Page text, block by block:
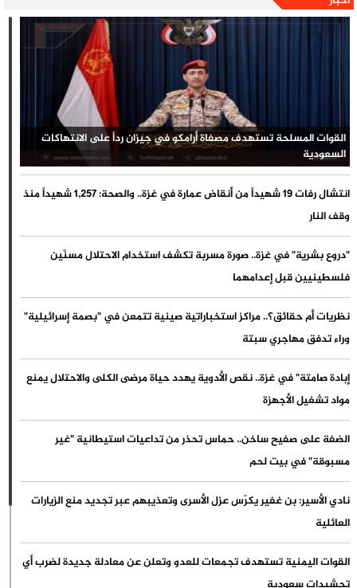
القوات المسلحة تستهدف مصفاة أرامكو في جيزان رداً على الانتهاكات
السعودية
انتشال رفات 19 شهيداً من أنقاض عمارة في غزة.. والصحة: 1,257 شهيداً منذ
وقف النار
"دروع بشرية" في غزة.. صورة مسربة تكشف استخدام الاحتلال مسنّين
فلسطينيين قبل إعدامهما
نظريات أم حقائق؟.. مراكز استخباراتية صينية تتمعن في "بصمة إسرائيلية"
وراء تدفق مهاجري سبتة
إبادة صامتة" في غزة.. نقص الأدوية يهدد حياة مرضى الكلى والاحتلال يمنع
مواد تشغيل الأجهزة
الضفة على صفيح ساخن.. حماس تحذر من تداعيات استيطانية "غير
مسبوقة" في بيت لحم
نادي الأسير: بن غفير يكرّس عزل الأسرى وتعذيبهم عبر تجديد منع الزيارات
العائلية
القوات اليمنية تستهدف تجمعات للعدو وتعلن عن معادلة جديدة لضرب أي